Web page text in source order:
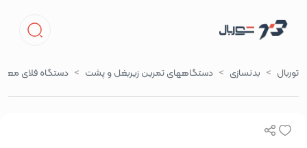
توربال بدنسازی دستگاههای تمرین زیربغل و پشت دستگاه فلای